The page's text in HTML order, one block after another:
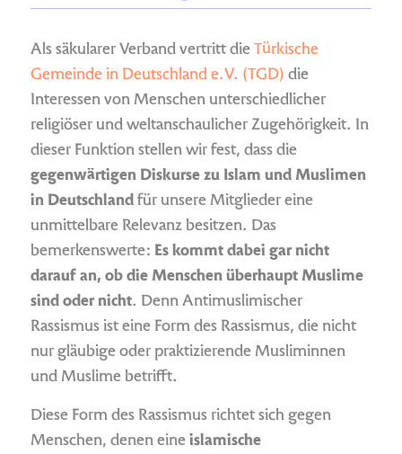
Als säkularer Verband vertritt die Türkische
Gemeinde in Deutschland e.V. (TGD) die
Interessen von Menschen unterschiedlicher
religiöser und weltanschaulicher Zugehörigkeit. In
dieser Funktion stellen wir fest, dass die
gegenwärtigen Diskurse zu Islam und Muslimen
in Deutschlandfür unsere Mitglieder eine
unmittelbare Relevanz besitzen. Das
bemerkenswerte: Es kommt dabei gar nicht
darauf an, ob die Menschen überhaupt Muslime
sind oder nicht. Denn Antimuslimischer
Rassismus ist eine Form des Rassismus, die nicht
nur gläubige oder praktizierende Musliminnen
und Muslime betrifft.
Diese Form des Rassismus richtet sich gegen
Menschen, denen eine islamische